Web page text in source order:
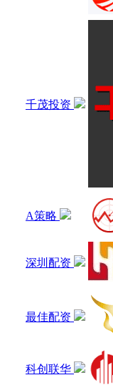
千茂投资
A策略
深圳配资
最佳配资
科创联华